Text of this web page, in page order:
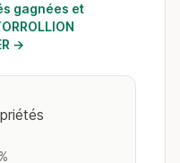
gagnées et
→